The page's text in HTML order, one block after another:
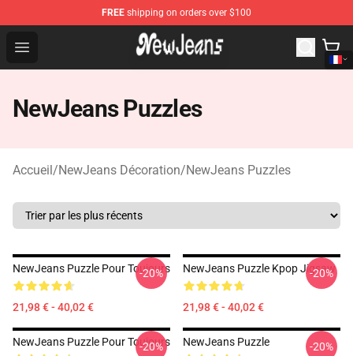
FREE shipping on orders over $100
Open menu
NewJeans Store - Official NewJeans Merchandise Shop
NewJeans Puzzles
Accueil/NewJeans Décoration/NewJeans Puzzles
NewJeans Puzzle Pour Toujours
21,98 € - 40,02 €
-20% NewJeans Puzzle Kpop Jigsaw
21,98 € - 40,02 €
-20%
NewJeans Puzzle Pour Toujours
-20% NewJeans Puzzle -20%